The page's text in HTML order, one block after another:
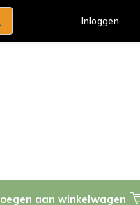
Inloggen
aan winkelwagen